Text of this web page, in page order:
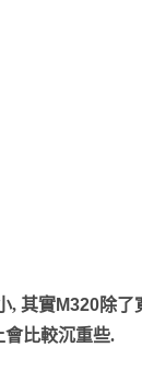
, 其實M320除了
會比較沉重些.